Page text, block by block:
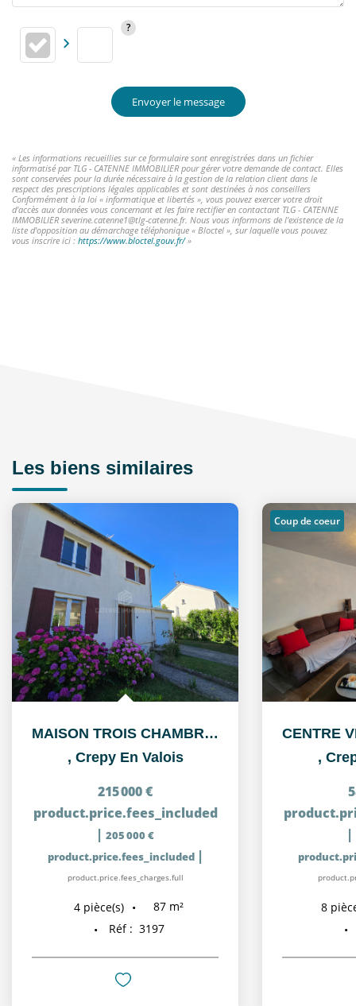
Envoyer le message
« Les informations recueillies sur ce formulaire sont enregistrées dans un fichier
informatisé par TLG - CATENNE IMMOBILIER pour gérer votre demande de contact. Elles
sont conservées pour la durée nécessaire à la gestion de la relation client dans le
respect des prescriptions légales applicables et sont destinées à nos conseillers
Conformément à la loi « informatique et libertés », vous pouvez exercer votre droit
d'accès aux données vous concernant et les faire rectifier en contactant TLG - CATENNE
IMMOBILIER severine.catenne1@tlg-catenne.fr. Nous vous informons de l'existence de la
liste d'opposition au démarchage téléphonique « Bloctel », sur laquelle vous pouvez
vous inscrire ici : https://www.bloctel.gouv.fr/»
Les biens similaires
MAISON TROIS CHAMBRES ET GARAGE A CREPY-EN-VALOIS
, Crepy En Valois
215 000 €
product.price.fees_included
| 205 000 €
product.price.fees_included |
product.price.fees_charges.full
4 pièce(s) 87 m²
Réf : 3197
Coup de coeur
,
|
8